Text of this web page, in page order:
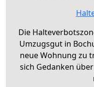
Die
Umzugsgut in
neue Wohnung zu
sich Gedanken